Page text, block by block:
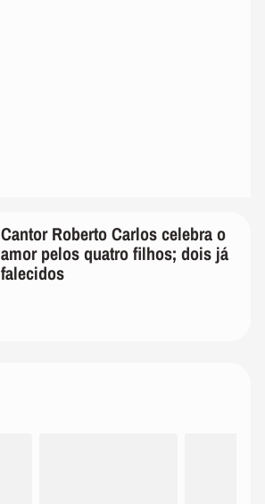
Cantor Roberto Carlos celebra o
amor pelos quatro filhos; dois já
falecidos